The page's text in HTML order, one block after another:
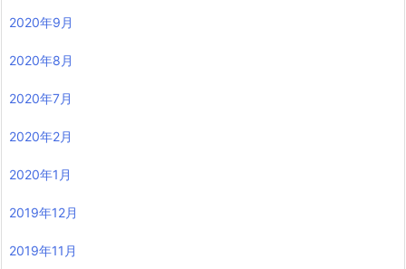
2020年9月
2020年8月
2020年7月
2020年2月
2020年1月
2019年12月
2019年11月